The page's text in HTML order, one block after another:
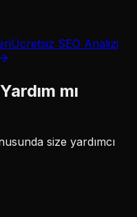
Ücretsiz SEO Analizi
mı
size yardımcı